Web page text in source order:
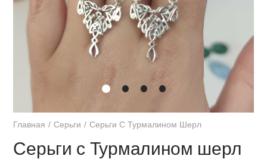
Главная Серьги Серьги С Турмалином Шерл
Серьги с Турмалином шерл